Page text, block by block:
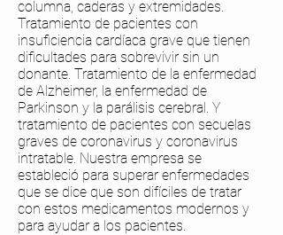
columna, caderas y extremidades.
Tratamiento de pacientes con
insuficiencia cardíaca grave que tienen
dificultades para sobrevivir sin un
donante. Tratamiento de la enfermedad
de Alzheimer, la enfermedad de
Parkinson y la parálisis cerebral. Y
tratamiento de pacientes con secuelas
graves de coronavirus y coronavirus
intratable. Nuestra empresa se
estableció para superar enfermedades
que se dice que son difíciles de tratar
con estos medicamentos modernos y
para ayudar a los pacientes.